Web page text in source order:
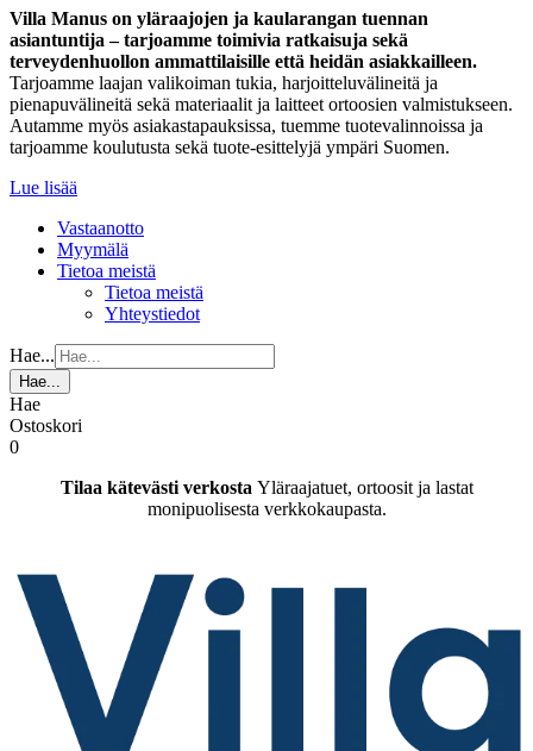
Villa Manus on yläraajojen ja kaularangan tuennan
asiantuntija – tarjoamme toimivia ratkaisuja sekä
terveydenhuollon ammattilaisille että heidän asiakkailleen.
Tarjoamme laajan valikoiman tukia, harjoitteluvälineitä ja
pienapuvälineitä sekä materiaalit ja laitteet ortoosien valmistukseen.
Autamme myös asiakastapauksissa, tuemme tuotevalinnoissa ja
tarjoamme koulutusta sekä tuote-esittelyjä ympäri Suomen.
Lue lisää
Vastaanotto
Myymälä
Tietoa meistä
Tietoa meistä
Yhteystiedot
Hae...
Hae...
Hae
Ostoskori
0
Tilaa kätevästi verkosta Yläraajatuet, ortoosit ja lastat
monipuolisesta verkkokaupasta.